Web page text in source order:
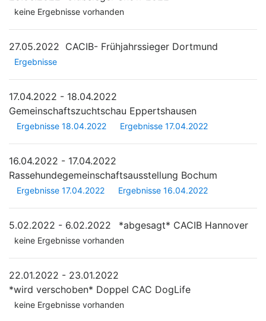
keine Ergebnisse vorhanden
27.05.2022 CACIB- Frühjahrssieger Dortmund
Ergebnisse
17.04.2022 - 18.04.2022
Gemeinschaftszuchtschau Eppertshausen
Ergebnisse 18.04.2022 Ergebnisse 17.04.2022
16.04.2022 - 17.04.2022
Rassehundegemeinschaftsausstellung Bochum
Ergebnisse 17.04.2022 Ergebnisse 16.04.2022
5.02.2022 - 6.02.2022 *abgesagt* CACIB Hannover
keine Ergebnisse vorhanden
22.01.2022 - 23.01.2022
*wird verschoben* Doppel CAC DogLife
keine Ergebnisse vorhanden